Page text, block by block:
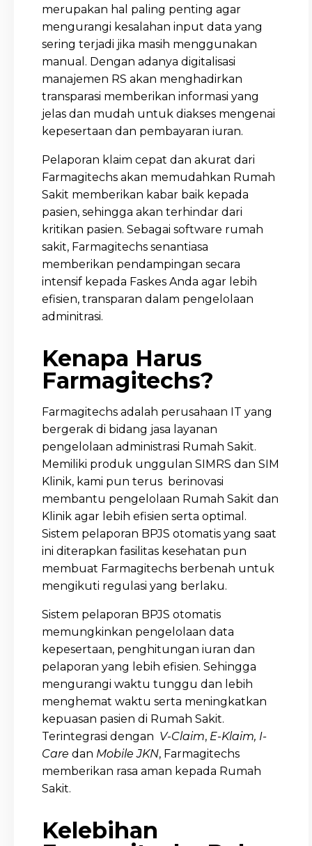
merupakan hal paling penting agar
mengurangi kesalahan input data yang
sering terjadi jika masih menggunakan
manual. Dengan adanya digitalisasi
manajemen RS akan menghadirkan
transparasi memberikan informasi yang
jelas dan mudah untuk diakses mengenai
kepesertaan dan pembayaran iuran.
Pelaporan klaim cepat dan akurat dari
Farmagitechs akan memudahkan Rumah
Sakit memberikan kabar baik kepada
pasien, sehingga akan terhindar dari
kritikan pasien. Sebagai software rumah
sakit, Farmagitechs senantiasa
memberikan pendampingan secara
intensif kepada Faskes Anda agar lebih
efisien, transparan dalam pengelolaan
adminitrasi.
Kenapa Harus
Farmagitechs?
Farmagitechs adalah perusahaan IT yang
bergerak di bidang jasa layanan
pengelolaan administrasi Rumah Sakit.
Memiliki produk unggulan SIMRS dan SIM
Klinik, kami pun terus berinovasi
membantu pengelolaan Rumah Sakit dan
Klinik agar lebih efisien serta optimal.
Sistem pelaporan BPJS otomatis yang saat
ini diterapkan fasilitas kesehatan pun
membuat Farmagitechs berbenah untuk
mengikuti regulasi yang berlaku.
Sistem pelaporan BPJS otomatis
memungkinkan pengelolaan data
kepesertaan, penghitungan iuran dan
pelaporan yang lebih efisien. Sehingga
mengurangi waktu tunggu dan lebih
menghemat waktu serta meningkatkan
kepuasan pasien di Rumah Sakit.
Terintegrasi dengan V-Claim, E-Klaim, I-
Care dan Mobile JKN, Farmagitechs
memberikan rasa aman kepada Rumah
Sakit.
Kelebihan